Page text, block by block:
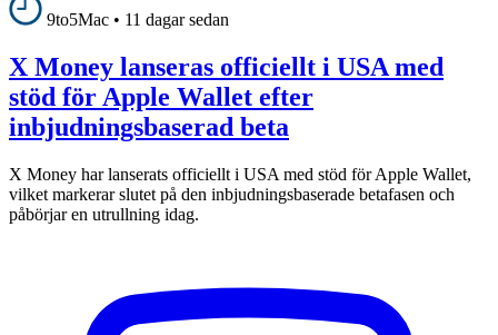
9to5Mac • 11 dagar sedan
X Money lanseras officiellt i USA med
stöd för Apple Wallet efter
inbjudningsbaserad beta
X Money har lanserats officiellt i USA med stöd för Apple Wallet,
vilket markerar slutet på den inbjudningsbaserade betafasen och
påbörjar en utrullning idag.